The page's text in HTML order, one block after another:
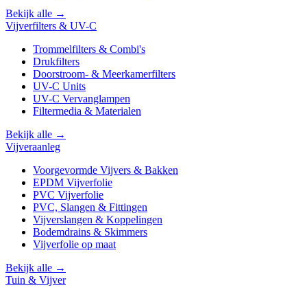
Bekijk alle →
Vijverfilters & UV-C
Trommelfilters & Combi's
Drukfilters
Doorstroom- & Meerkamerfilters
UV-C Units
UV-C Vervanglampen
Filtermedia & Materialen
Bekijk alle →
Vijveraanleg
Voorgevormde Vijvers & Bakken
EPDM Vijverfolie
PVC Vijverfolie
PVC, Slangen & Fittingen
Vijverslangen & Koppelingen
Bodemdrains & Skimmers
Vijverfolie op maat
Bekijk alle →
Tuin & Vijver